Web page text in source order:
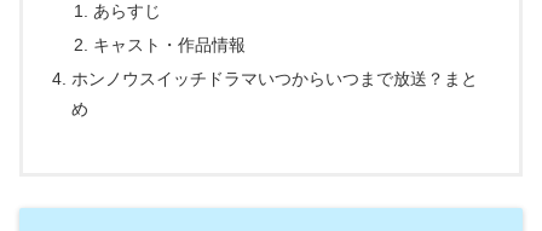
あらすじ
キャスト・作品情報
ホンノウスイッチドラマいつからいつまで放送？まと
め